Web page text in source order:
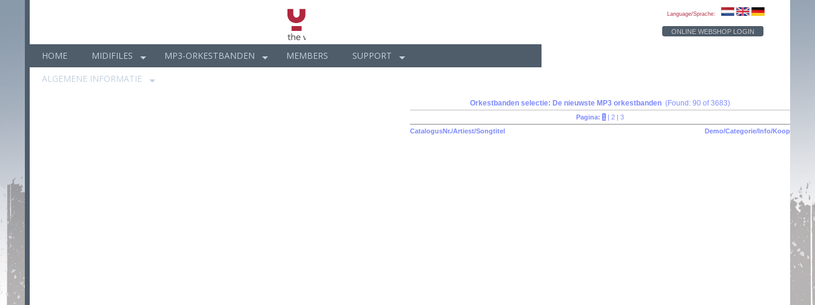
Language/Sprache:
ONLINE WEBSHOP LOGIN
HOME MIDIFILES MP3-ORKESTBANDEN MEMBERS
SUPPORT
ALGEMENE INFORMATIE
Orkestbanden selectie: De nieuwste MP3 orkestbanden (Found: 90 of 3683)
Pagina: 1 | 2 | 3
CatalogusNr./Artiest/Songtitel
Demo/Categorie/Info/Koop